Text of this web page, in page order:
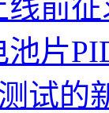
前
片
试的